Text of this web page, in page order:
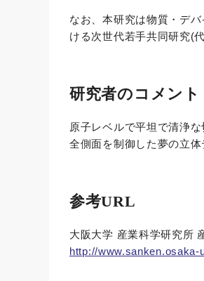
なお、本研究は物質・デ
ける次世代若手共同研究(
研究者のコメント
原子レベルで平坦で清浄
全側面を制御した夢の立
参考URL
大阪大学 産業科学研究所
http://www.sanken.osaka-